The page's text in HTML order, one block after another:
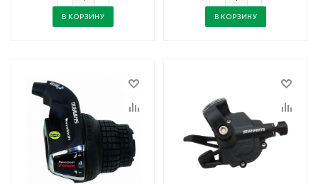
В КОРЗИНУ В КОРЗИНУ